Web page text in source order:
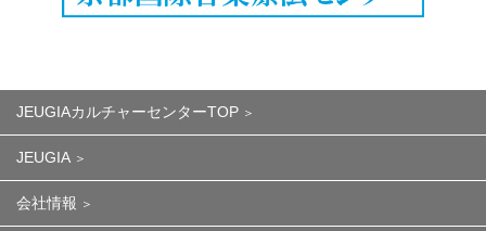
JEUGIAカルチャーセンターTOP
JEUGIA
会社情報